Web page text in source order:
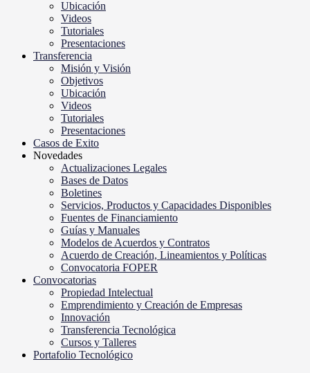
Ubicación
Videos
Tutoriales
Presentaciones
Transferencia
Misión y Visión
Objetivos
Ubicación
Videos
Tutoriales
Presentaciones
Casos de Exito
Novedades
Actualizaciones Legales
Bases de Datos
Boletines
Servicios, Productos y Capacidades Disponibles
Fuentes de Financiamiento
Guías y Manuales
Modelos de Acuerdos y Contratos
Acuerdo de Creación, Lineamientos y Políticas
Convocatoria FOPER
Convocatorias
Propiedad Intelectual
Emprendimiento y Creación de Empresas
Innovación
Transferencia Tecnológica
Cursos y Talleres
Portafolio Tecnológico